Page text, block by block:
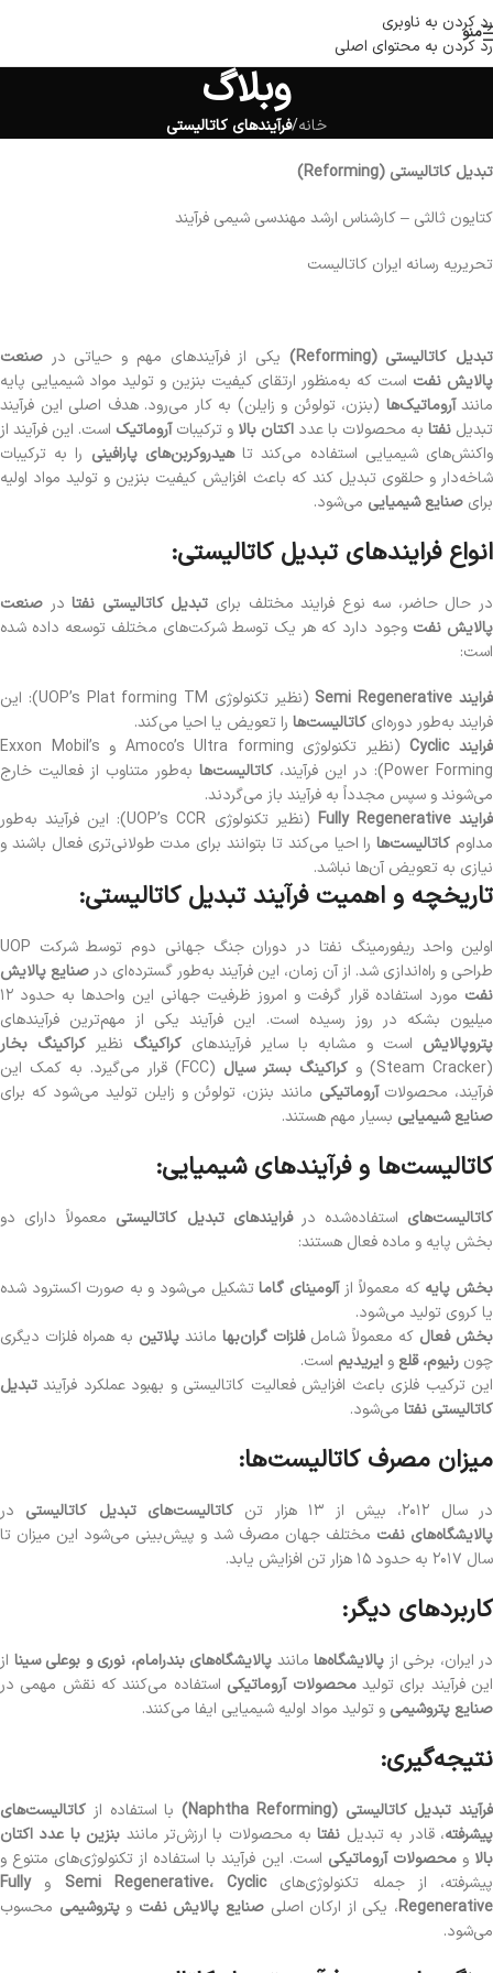
رد کردن به ناوبری
رد کردن به محتوای اصلی
منو
وبلاگ
خانه/فرآیندهای کاتالیستی
تبدیل کاتالیستی (Reforming)
کتایون ثالثی – کارشناس ارشد مهندسی شیمی فرآیند
تحریریه رسانه ایران کاتالیست
تبدیل کاتالیستی (Reforming) یکی از فرآیندهای مهم و حیاتی در صنعت
پالایش نفت است که به‌منظور ارتقای کیفیت بنزین و تولید مواد شیمیایی پایه
مانندآروماتیک‌ها (بنزن، تولوئن و زایلن) به کار می‌رود. هدف اصلی این فرآیند
تبدیل نفتا به محصولات با عدد اکتان بالا و ترکیباتآروماتیک است. این فرآیند از
واکنش‌های شیمیایی استفاده می‌کند تاهیدروکربن‌های پارافینی را به ترکیبات
شاخه‌دار و حلقوی تبدیل کند که باعث افزایش کیفیت بنزین و تولید مواد اولیه
برای صنایع شیمیایی می‌شود.
انواع فرایندهای تبدیل کاتالیستی:
در حال حاضر، سه نوع فرایند مختلف برای تبدیل کاتالیستی نفتادر صنعت
پالایش نفت وجود دارد که هر یک توسط شرکت‌های مختلف توسعه داده شده
است:
فرایند Semi Regenerative
(نظیر تکنولوژی UOP’s Plat forming TM): این
فرایند به‌طور دوره‌ای کاتالیست‌ها را تعویض یا احیا می‌کند.
فرایند Cyclic
(نظیر تکنولوژی Amoco’s Ultra forming و Exxon Mobil’s
Power Forming): در این فرآیند،
کاتالیست‌ها به‌طور متناوب از فعالیت خارج
می‌شوند و سپس مجدداً به فرآیند باز می‌گردند.
فرایند Fully Regenerative
(نظیر تکنولوژی UOP’s CCR): این فرآیند به‌طور
مداوم کاتالیست‌هارا احیا می‌کند تا بتوانند برای مدت طولانی‌تری فعال باشند و
نیازی به تعویض آن‌ها نباشد.
تاریخچه و اهمیت فرآیند تبدیل کاتالیستی:
اولین واحد ریفورمینگ نفتا در دوران جنگ جهانی دوم توسط شرکت UOP
طراحی و راه‌اندازی شد. از آن زمان، این فرآیند به‌طور گسترده‌ای در صنایع پالایش
نفت
مورد استفاده قرار گرفت و امروز ظرفیت جهانی این واحدها به حدود ۱۲
میلیون بشکه در روز رسیده است. این فرآیند یکی از مهم‌ترین فرآیندهای
پتروپالایش است و مشابه با سایر فرآیندهای کراکینگ نظیر کراکینگ بخار
(Steam Cracker) و
کراکینگ بستر سیال
(FCC) قرار می‌گیرد. به کمک این
فرآیند، محصولاتآروماتیکی مانند بنزن، تولوئن و زایلن تولید می‌شود که برای
صنایع شیمیایی بسیار مهم هستند.
کاتالیست‌ها و فرآیندهای شیمیایی:
کاتالیست‌های استفاده‌شده درفرایندهای تبدیل کاتالیستی معمولاً دارای دو
بخش پایه و ماده فعال هستند:
بخش پایه که معمولاً ازآلومینای گاماتشکیل می‌شود و به صورت اکسترود شده
یا کروی تولید می‌شود.
بخش فعال که معمولاً شاملفلزات گران‌بها مانند پلاتین به همراه فلزات دیگری
چون رنیوم، قلع و ایریدیم است.
این ترکیب فلزی باعث افزایش فعالیت کاتالیستی و بهبود عملکرد فرآیند تبدیل
کاتالیستی نفتا می‌شود.
میزان مصرف کاتالیست‌ها:
در سال ۲۰۱۲، بیش از ۱۳ هزار تن کاتالیست‌های تبدیل کاتالیستی در
پالایشگاه‌های نفت مختلف جهان مصرف شد و پیش‌بینی می‌شود این میزان تا
سال ۲۰۱۷ به حدود ۱۵ هزار تن افزایش یابد.
کاربردهای دیگر:
در ایران، برخی از پالایشگاه‌ها مانند پالایشگاه‌های بندرامام، نوری و بوعلی سینا از
این فرآیند برای تولیدمحصولات آروماتیکی استفاده می‌کنند که نقش مهمی در
صنایع پتروشیمی و تولید مواد اولیه شیمیایی ایفا می‌کنند.
نتیجه‌گیری:
فرآیند تبدیل کاتالیستی (Naphtha Reforming) با استفاده از کاتالیست‌های
پیشرفته، قادر به تبدیل نفتابه محصولات با ارزش‌تر مانند بنزین با عدد اکتان
بالا ومحصولات آروماتیکی است. این فرآیند با استفاده از تکنولوژی‌های متنوع و
پیشرفته، از جمله تکنولوژی‌هایSemi Regenerative، Cyclic وFully
Regenerative، یکی از ارکان اصلی صنایع پالایش نفت وپتروشیمی محسوب
می‌شود.